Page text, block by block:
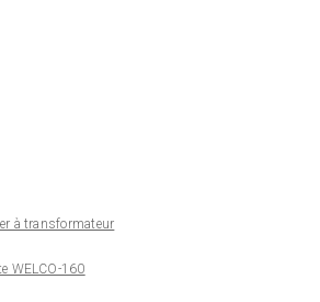
à transformateur
WELCO-160